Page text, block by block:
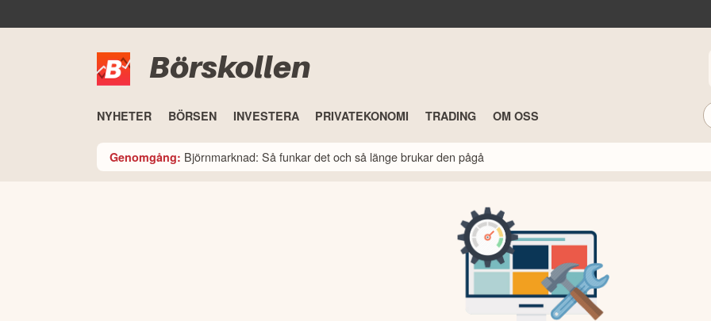
Börskollen
NYHETER BÖRSEN INVESTERA PRIVATEKONOMI TRADING OM OSS
Genomgång: Björnmarknad: Så funkar det och så länge brukar den pågå